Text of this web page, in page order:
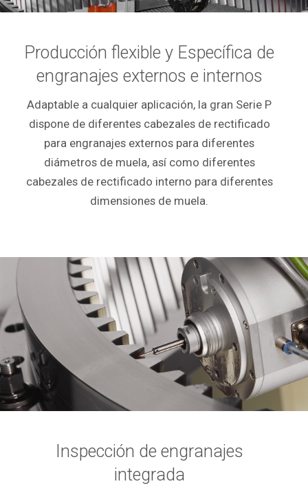
Producción flexible y Específica de
engranajes externos e internos
Adaptable a cualquier aplicación, la gran Serie P
dispone de diferentes cabezales de rectificado
para engranajes externos para diferentes
diámetros de muela, así como diferentes
cabezales de rectificado interno para diferentes
dimensiones de muela.
Inspección de engranajes
integrada